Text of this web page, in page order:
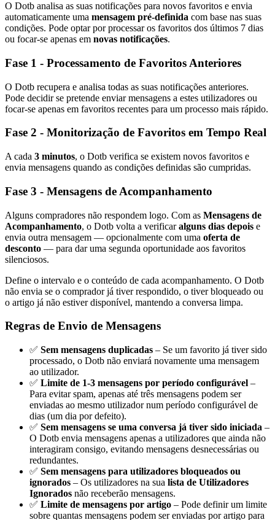
O Dotb analisa as suas notificações para novos favoritos e envia
automaticamente uma mensagem pré-definida com base nas suas
condições. Pode optar por processar os favoritos dos últimos 7 dias
ou focar-se apenas em novas notificações.
Fase 1 - Processamento de Favoritos Anteriores
O Dotb recupera e analisa todas as suas notificações anteriores.
Pode decidir se pretende enviar mensagens a estes utilizadores ou
focar-se apenas em favoritos recentes para um processo mais rápido.
Fase 2 - Monitorização de Favoritos em Tempo Real
A cada 3 minutos, o Dotb verifica se existem novos favoritos e
envia mensagens quando as condições definidas são cumpridas.
Fase 3 - Mensagens de Acompanhamento
Alguns compradores não respondem logo. Com as Mensagens de
Acompanhamento, o Dotb volta a verificaralguns dias depois e
envia outra mensagem — opcionalmente com uma oferta de
desconto — para dar uma segunda oportunidade aos favoritos
silenciosos.
Define o intervalo e o conteúdo de cada acompanhamento. O Dotb
não envia se o comprador já tiver respondido, o tiver bloqueado ou
o artigo já não estiver disponível, mantendo a conversa limpa.
Regras de Envio de Mensagens
✅ Sem mensagens duplicadas – Se um favorito já tiver sido
processado, o Dotb não enviará novamente uma mensagem
ao utilizador.
✅ Limite de 1-3 mensagens por período configurável –
Para evitar spam, apenas até três mensagens podem ser
enviadas ao mesmo utilizador num período configurável de
dias (um dia por defeito).
✅ Sem mensagens se uma conversa já tiver sido iniciada –
O Dotb envia mensagens apenas a utilizadores que ainda não
interagiram consigo, evitando mensagens desnecessárias ou
redundantes.
✅ Sem mensagens para utilizadores bloqueados ou
ignorados – Os utilizadores na sua lista de Utilizadores
Ignorados não receberão mensagens.
✅ Limite de mensagens por artigo – Pode definir um limite
sobre quantas mensagens podem ser enviadas por artigo para